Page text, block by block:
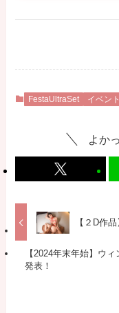
FestaUltraSet イベン
よか
【２D作
【2024年末年始】ウ
発表！